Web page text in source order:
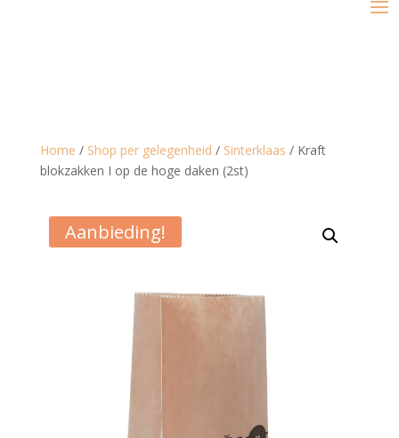
Home / Shop per gelegenheid / Sinterklaas / Kraft
blokzakken I op de hoge daken (2st)
Aanbieding!